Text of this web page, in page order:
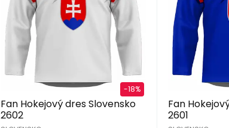
-18%
Fan Hokejový dres Slovensko
2602
Fan
2601